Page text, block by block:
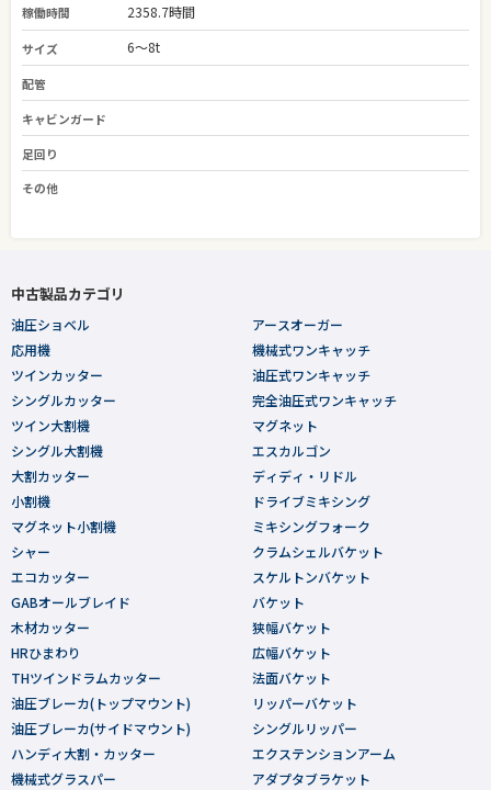
稼働時間 2358.7時間
サイズ 6～8t
配管
キャビンガード
足回り
その他
中古製品カテゴリ
油圧ショベル
応用機
ツインカッター
シングルカッター
ツイン大割機
シングル大割機
大割カッター
小割機
マグネット小割機
シャー
エコカッター
GABオールブレイド
木材カッター
HRひまわり
THツインドラムカッター
油圧ブレーカ(トップマウント)
油圧ブレーカ(サイドマウント)
ハンディ大割・カッター
機械式グラスパー
アースオーガー
機械式ワンキャッチ
油圧式ワンキャッチ
完全油圧式ワンキャッチ
マグネット
エスカルゴン
ディディ・リドル
ドライブミキシング
ミキシングフォーク
クラムシェルバケット
スケルトンバケット
バケット
狭幅バケット
広幅バケット
法面バケット
リッパーバケット
シングルリッパー
エクステンションアーム
アダプタブラケット